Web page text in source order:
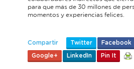
para que más de 30 millones de
momentos y experiencias felices.
Compartir Twitter Facebook
Google+ LinkedIn Pin It